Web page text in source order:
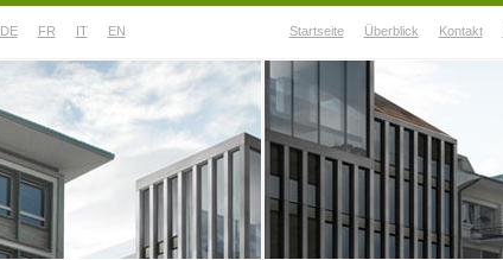
Startseite Überblick Kontakt
DE FR IT EN